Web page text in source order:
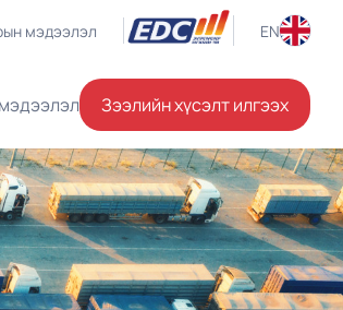
мэдээлэл EN
Зээлийн хүсэлт илгээх